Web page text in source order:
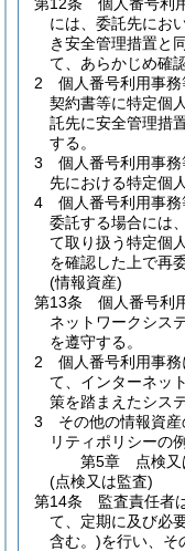
には、委託先にお
き安全管理措置と
て、あらかじめ確
2
個人番号利用事務
契約書等に特定個
託先に安全管理措
する。
3
個人番号利用事
先における特定個
4
個人番号利用事
委託する場合には
て取り扱う特定個
を確認した上で再
(情報資産)
第13条
個人番号利
ネットワークシス
を遵守する。
2
個人番号利用事
て、インターネッ
策を踏まえたシス
3
その他の情報資
リティポリシーの
第5章
点検
(点検又は監査)
第14条
監査責任者
て、定期に及び必
含む。)を行い、そ